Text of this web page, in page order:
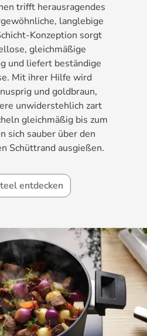
trifft herausragendes
langlebige
Konzeption sorgt
gleichmäßige
und liefert beständige
Mit ihrer Hilfe wird
und goldbraun,
unwiderstehlich zart
gleichmäßig bis zum
sich sauber über den
Schüttrand ausgießen.
entdecken